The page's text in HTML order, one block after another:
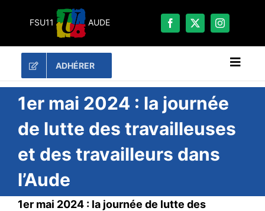
FSU11 AUDE
ADHÉRER
RECHERCHER:
LES UNES
#ACTUALITÉS
DOSSIERS
1er mai 2024 : la journée
de lutte des travailleuses
et des travailleurs dans
l’Aude
1er mai 2024 : la journée de lutte des